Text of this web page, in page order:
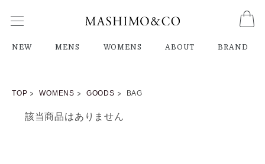
NEW MENS WOMENS ABOUT BRAND
TOP WOMENS GOODS BAG
該当商品はありません